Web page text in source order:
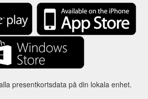
presentkortsdata på din lokala enhet.